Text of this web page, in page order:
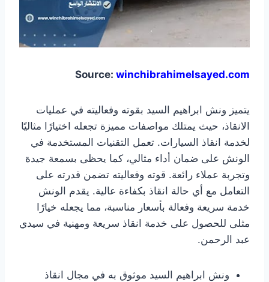
Source: winchibrahimelsayed.com
يتميز ونش ابراهيم السيد بقوته وفعاليته في عمليات
الانقاذ، حيث يمتلك مواصفات مميزة تجعله اختيارًا مثاليًا
لخدمة انقاذ السيارات. تعمل التقنيات المستخدمة في
الونش على ضمان أداء مثالي، كما يحظى بسمعة جيدة
وتجربة عملاء رائعة. قوته وفعاليته تضمن قدرته على
التعامل مع أي حالة انقاذ بكفاءة عالية. يقدم الونش
خدمة سريعة وفعالة بأسعار مناسبة، مما يجعله خيارًا
مثلى للحصول على خدمة انقاذ سريعة ومهنية في سيدي
عبد الرحمن.
ونش ابراهيم السيد موثوق به في مجال انقاذ